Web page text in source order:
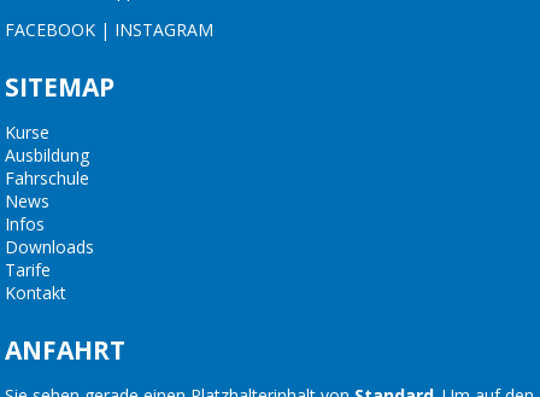
FACEBOOK | INSTAGRAM
SITEMAP
Kurse
Ausbildung
Fahrschule
News
Infos
Downloads
Tarife
Kontakt
ANFAHRT